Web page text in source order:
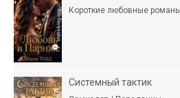
Короткие любовные романы
Системный тактик